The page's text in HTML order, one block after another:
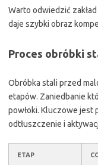
Warto odwiedzić
daje szybki obraz
Proces obróbki
Obróbka stali przed
etapów. Zaniedbanie
powłoki. Kluczowe
odtłuszczenie i
ETAP